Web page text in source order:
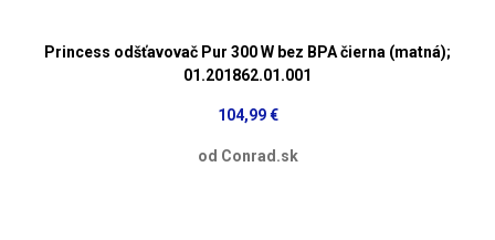
Princess odšťavovač Pur 300 W bez BPA čierna (matná);
01.201862.01.001
104,99 €
od Conrad.sk